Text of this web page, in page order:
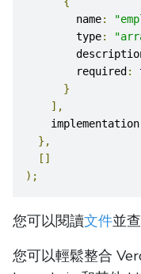
        name
:
        type
:
        required
:
}
],
    implementation
},
[]
);
您可以閱讀文件並
您可以輕鬆整合